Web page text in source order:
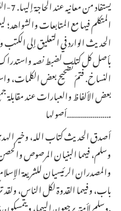
بأصل كل كتاب لضبط نصه واستدراك
النساخ. فتمّ تصحيح بعض الكلمات،
بعض الألفاظ والعبارات عند مقابلة
أصولها………………….
أصدق الحديث كتاب الله، وخير
وسلم، فيهما البنيان المرصوص
والمصدران الرئيسيان للشريعة
باب، وفيهما القدوة لكل الناس، ولقد
وسلم لأمته يرجعون إليهما، ويتمسكون بهما، ويعضون عليهما بالنواجذ.